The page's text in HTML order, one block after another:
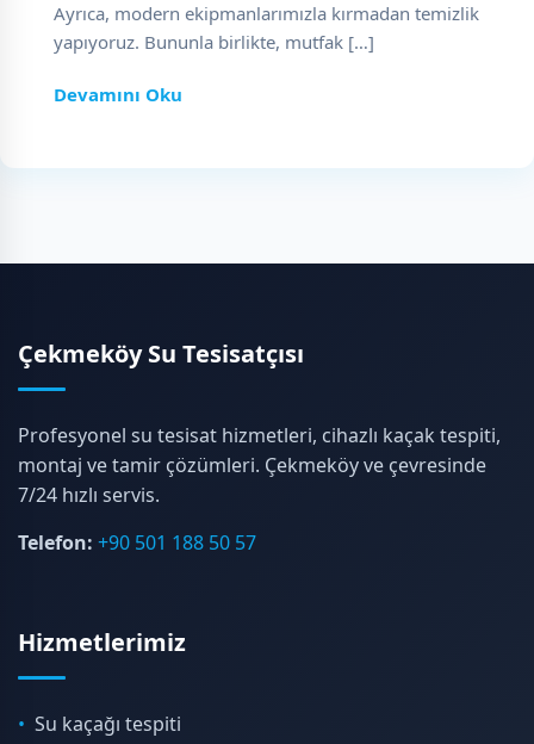
Ayrıca, modern ekipmanlarımızla kırmadan temizlik
yapıyoruz. Bununla birlikte, mutfak […]
Devamını Oku
Çekmeköy Su Tesisatçısı
Profesyonel su tesisat hizmetleri, cihazlı kaçak tespiti,
montaj ve tamir çözümleri. Çekmeköy ve çevresinde
7/24 hızlı servis.
Telefon: +90 501 188 50 57
Hizmetlerimiz
Su kaçağı tespiti